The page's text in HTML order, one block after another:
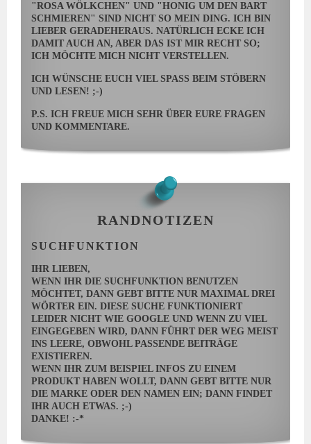
"ROSA WÖLKCHEN" UND "HONIG UM DEN BART
SCHMIEREN" SIND NICHT SO MEIN DING. ICH BIN
LIEBER GERADEHERAUS. NATÜRLICH ECKE ICH
DAMIT AUCH AN, ABER DAS IST MIR RECHT SO;
ICH MÖCHTE MICH NICHT VERSTELLEN.
ICH WÜNSCHE EUCH VIEL SPASS BEIM STÖBERN U
ND LESEN! ;-)
P.S. ICH FREUE MICH SEHR ÜBER EURE FRAGEN
UND KOMMENTARE.
RANDNOTIZEN
SUCHFUNKTION
IHR LIEBEN,
WENN IHR DIE SUCHFUNKTION BENUTZEN
MÖCHTET, DANN GEBT BITTE NUR MAXIMAL DREI
WÖRTER EIN. DIESE SUCHE FUNKTIONIERT
LEIDER NICHT WIE GOOGLE UND WENN ZU VIEL
EINGEGEBEN WIRD, DANN FÜHRT DER WEG MEIST
INS LEERE, OBWOHL PASSENDE BEITRÄGE
EXISTIEREN.
WENN IHR ZUM BEISPIEL INFOS ZU EINEM
PRODUKT HABEN WOLLT, DANN GEBT BITTE NUR
DIE MARKE ODER DEN NAMEN EIN; DANN FINDET
IHR AUCH ETWAS. ;-)
DANKE! :-*